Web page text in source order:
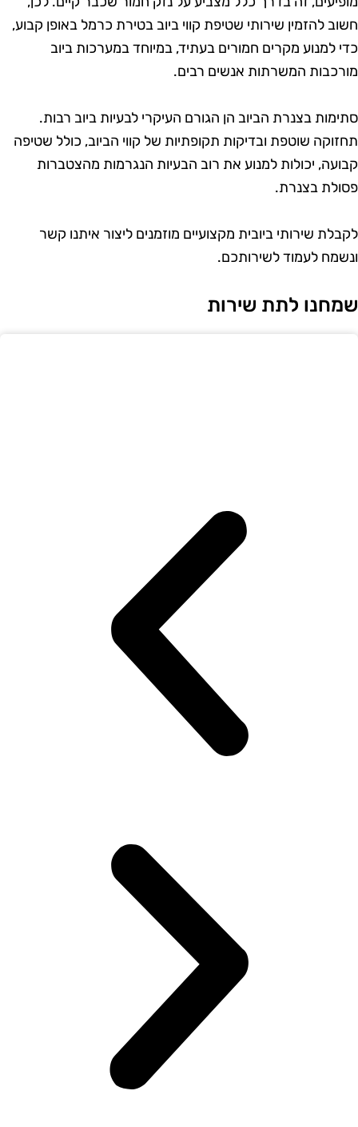
להזמין שירותי שטיפת קווי ביוב בטירת כרמל באופן קבוע,
למנוע מקרים חמורים בעתיד, במיוחד במערכות ביוב
המשרתות אנשים רבים.
בצנרת הביוב הן הגורם העיקרי לבעיות ביוב רבות.
שוטפת ובדיקות תקופתיות של קווי הביוב, כולל שטיפה
יכולות למנוע את רוב הבעיות הנגרמות מהצטברות
בצנרת.
שירותי ביובית מקצועיים מוזמנים ליצור איתנו קשר
לעמוד לשירותכם.
לתת שירות